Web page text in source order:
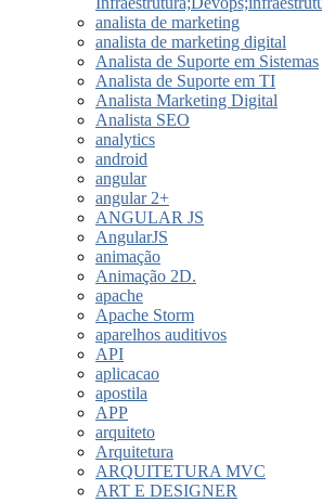
analista de marketing
analista de marketing digital
Analista de Suporte em Sistemas
Analista de Suporte em TI
Analista Marketing Digital
Analista SEO
analytics
android
angular
angular 2+
ANGULAR JS
AngularJS
animação
Animação 2D.
apache
Apache Storm
aparelhos auditivos
API
aplicacao
apostila
APP
arquiteto
Arquitetura
ARQUITETURA MVC
ART E DESIGNER